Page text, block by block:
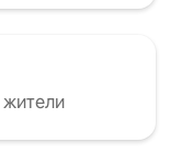
жители